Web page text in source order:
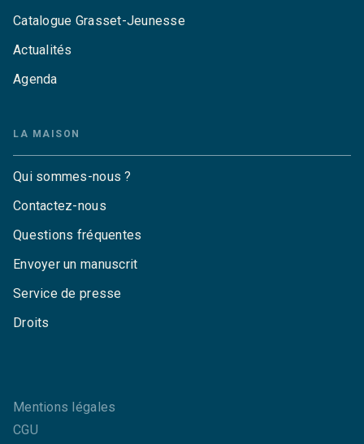
Catalogue Grasset-Jeunesse
Actualités
Agenda
LA MAISON
Qui sommes-nous ?
Contactez-nous
Questions fréquentes
Envoyer un manuscrit
Service de presse
Droits
Mentions légales
CGU